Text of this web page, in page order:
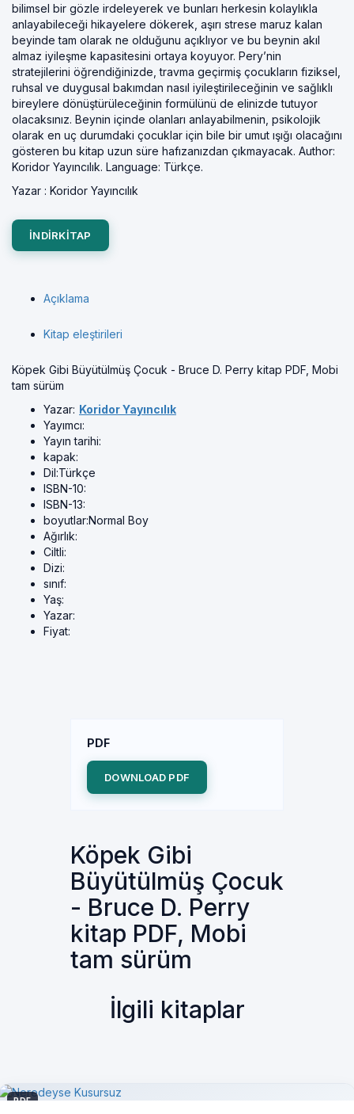
bilimsel bir gözle irdeleyerek ve bunları herkesin kolaylıkla
anlayabileceği hikayelere dökerek, aşırı strese maruz kalan
beyinde tam olarak ne olduğunu açıklıyor ve bu beynin akıl
almaz iyileşme kapasitesini ortaya koyuyor. Pery’nin
stratejilerini öğrendiğinizde, travma geçirmiş çocukların fiziksel,
ruhsal ve duygusal bakımdan nasıl iyileştirileceğinin ve sağlıklı
bireylere dönüştürüleceğinin formülünü de elinizde tutuyor
olacaksınız. Beynin içinde olanları anlayabilmenin, psikolojik
olarak en uç durumdaki çocuklar için bile bir umut ışığı olacağını
gösteren bu kitap uzun süre hafızanızdan çıkmayacak. Author:
Koridor Yayıncılık. Language: Türkçe.
Yazar : Koridor Yayıncılık
INDIRKITAP
Açıklama
Kitap eleştirileri
Köpek Gibi Büyütülmüş Çocuk - Bruce D. Perry kitap PDF, Mobi
tam sürüm
Yazar: Koridor Yayıncılık
Yayımcı:
Yayın tarihi:
kapak:
Dil:Türkçe
ISBN-10:
ISBN-13:
boyutlar:Normal Boy
Ağırlık:
Ciltli:
Dizi:
sınıf:
Yaş:
Yazar:
Fiyat:
PDF
DOWNLOAD PDF
Köpek Gibi
Büyütülmüş Çocuk
- Bruce D. Perry
kitap PDF, Mobi
tam sürüm
İlgili kitaplar
PDF